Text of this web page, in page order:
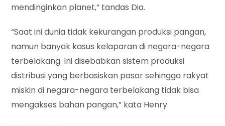
mendinginkan planet,” tandas Dia.
“Saat ini dunia tidak kekurangan produksi pangan,
namun banyak kasus kelaparan di negara-negara
terbelakang. Ini disebabkan sistem produksi
distribusi yang berbasiskan pasar sehingga rakyat
miskin di negara-negara terbelakang tidak bisa
mengakses bahan pangan,” kata Henry.